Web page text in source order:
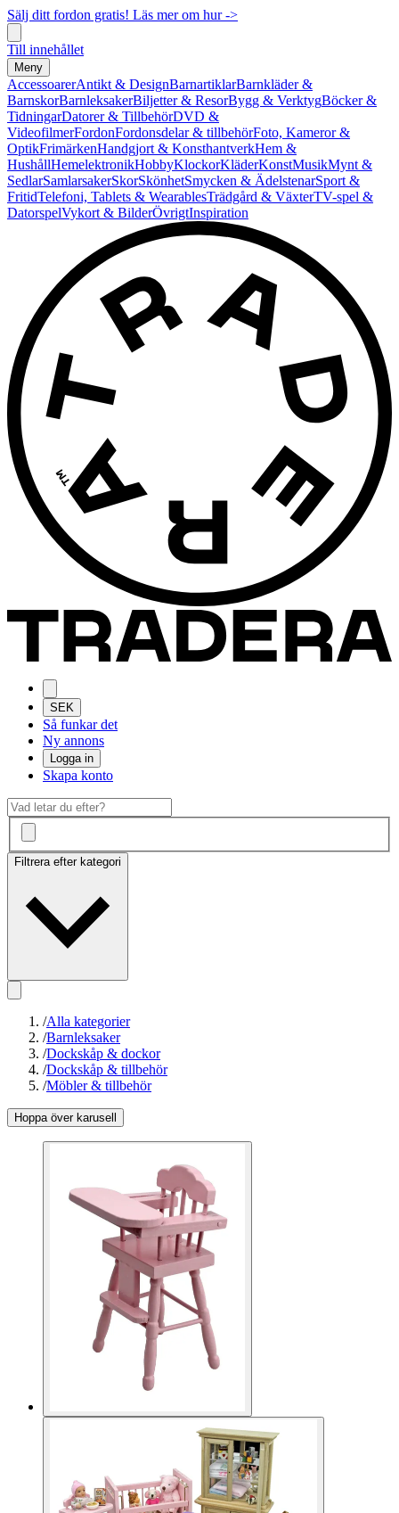
Sälj ditt fordon gratis! Läs mer om hur ->
Till innehållet
Meny
AccessoarerAntikt & DesignBarnartiklarBarnkläder &
BarnskorBarnleksakerBiljetter & ResorBygg & VerktygBöcker &
TidningarDatorer & TillbehörDVD &
VideofilmerFordonFordonsdelar & tillbehörFoto, Kameror &
OptikFrimärkenHandgjort & KonsthantverkHem &
HushållHemelektronikHobbyKlockorKläderKonstMusikMynt &
SedlarSamlarsakerSkorSkönhetSmycken & ÄdelstenarSport &
FritidTelefoni, Tablets & WearablesTrädgård & VäxterTV-spel &
DatorspelVykort & BilderÖvrigtInspiration
SEK
Så funkar det
Ny annons
Logga in
Skapa konto
Filtrera efter kategori
/Alla kategorier
/Barnleksaker
/Dockskåp & dockor
/Dockskåp & tillbehör
/Möbler & tillbehör
Hoppa över karusell